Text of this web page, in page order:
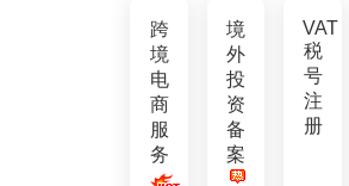
跨
境
电
商
服
务
境
外
投
资
备
案
VAT
税
号
注
册